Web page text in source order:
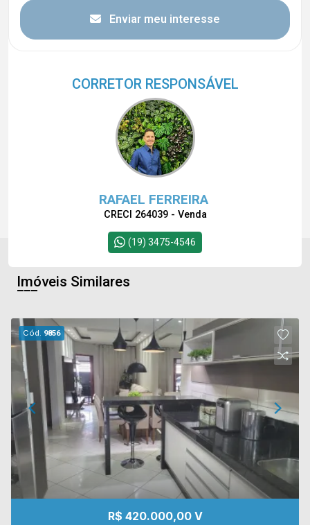
Enviar meu interesse
CORRETOR RESPONSÁVEL
RAFAEL FERREIRA
CRECI 264039 - Venda
(19) 3475-4546
Imóveis Similares
Cód. 9856
R$ 420.000,00 V